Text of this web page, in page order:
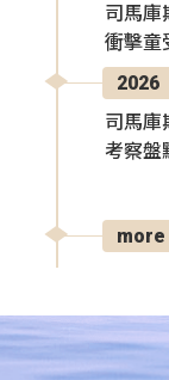
司馬庫
衝擊童
2026
司馬庫
考察盤
more